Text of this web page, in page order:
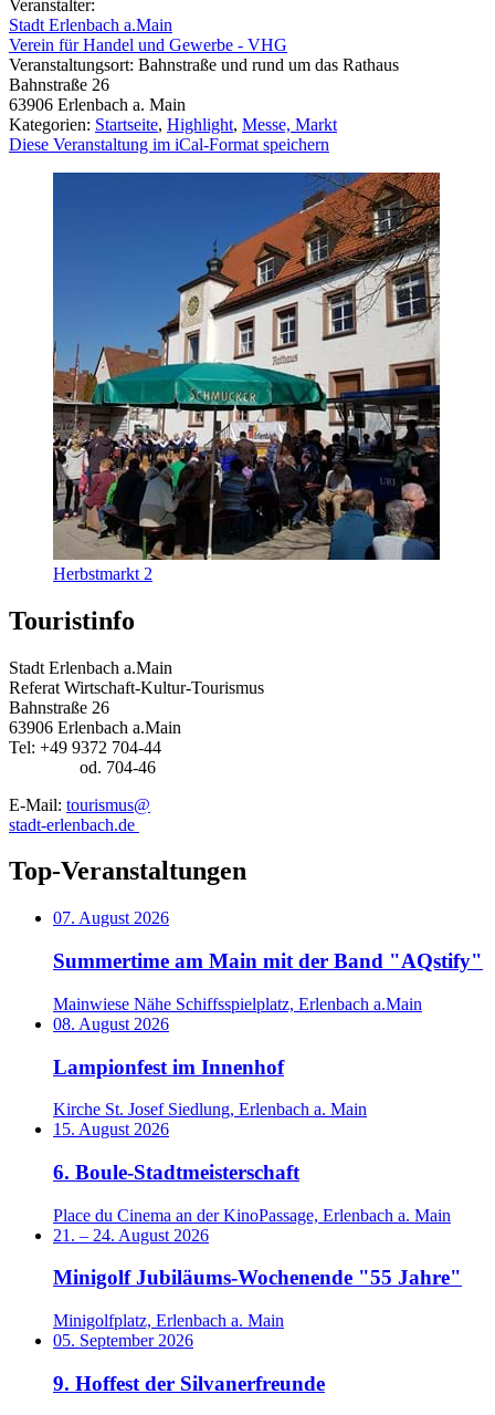
Veranstalter:
Stadt Erlenbach a.Main
Verein für Handel und Gewerbe - VHG
Veranstaltungsort: Bahnstraße und rund um das Rathaus
Bahnstraße 26
63906 Erlenbach a. Main
Kategorien: Startseite, Highlight, Messe, Markt
Diese Veranstaltung im iCal-Format speichern
Herbstmarkt 2
Touristinfo
Stadt Erlenbach a.Main
Referat Wirtschaft-Kultur-Tourismus
Bahnstraße 26
63906 Erlenbach a.Main
Tel: +49 9372 704-44
od. 704-46
E-Mail: tourismus@
stadt-erlenbach.de
Top-Veranstaltungen
07. August 2026
Summertime am Main mit der Band "AQstify"
Mainwiese Nähe Schiffsspielplatz, Erlenbach a.Main
08. August 2026
Lampionfest im Innenhof
Kirche St. Josef Siedlung, Erlenbach a. Main
15. August 2026
6. Boule-Stadtmeisterschaft
Place du Cinema an der KinoPassage, Erlenbach a. Main
21. – 24. August 2026
Minigolf Jubiläums-Wochenende "55 Jahre"
Minigolfplatz, Erlenbach a. Main
05. September 2026
9. Hoffest der Silvanerfreunde